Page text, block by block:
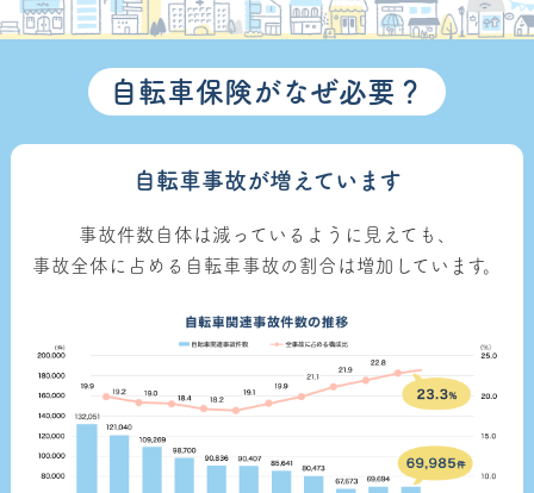
自転車保険がなぜ必要？
自転車事故が増えています
事故件数自体は減っているように見えても、
事故全体に占める自転車事故の割合は増加しています。